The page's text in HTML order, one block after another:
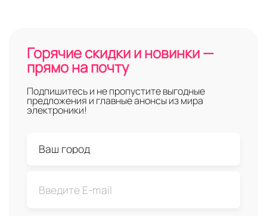
Горячие скидки и новинки —
прямо на почту
Подпишитесь и не пропустите выгодные
предложения и главные анонсы из мира
электроники!